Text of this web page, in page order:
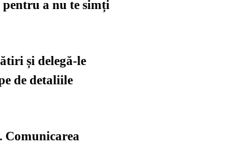
a nu te simți
și delegă-le
de detaliile
Comunicarea